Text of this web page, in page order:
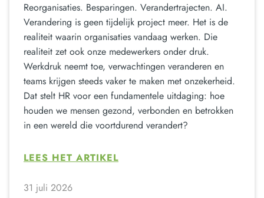
Reorganisaties. Besparingen. Verandertrajecten. AI.
Verandering is geen tijdelijk project meer. Het is de
realiteit waarin organisaties vandaag werken. Die
realiteit zet ook onze medewerkers onder druk.
Werkdruk neemt toe, verwachtingen veranderen en
teams krijgen steeds vaker te maken met onzekerheid.
Dat stelt HR voor een fundamentele uitdaging: hoe
houden we mensen gezond, verbonden en betrokken
in een wereld die voortdurend verandert?
LEES HET ARTIKEL
31 juli 2026